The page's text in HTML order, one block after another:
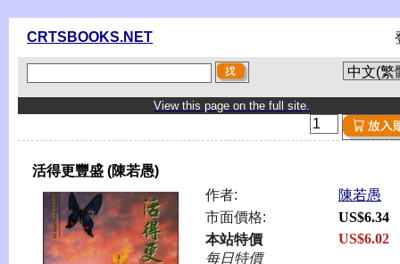
CRTSBOOKS.NET
View this page on the full site.
活得更豐盛 (陳若愚)
作者:
陳若愚
市面價格:
US$6.34
本站特價
每日特價
US$6.02